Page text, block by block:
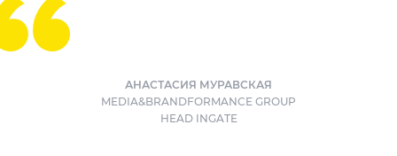
АНАСТАСИЯ МУРАВСКАЯ
MEDIA&BRANDFORMANCE GROUP
HEAD INGATE